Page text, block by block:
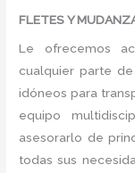
FLETES Y
Le ofrecemos
cualquier parte
idóneos para
equipo
asesorarlo de
todas sus